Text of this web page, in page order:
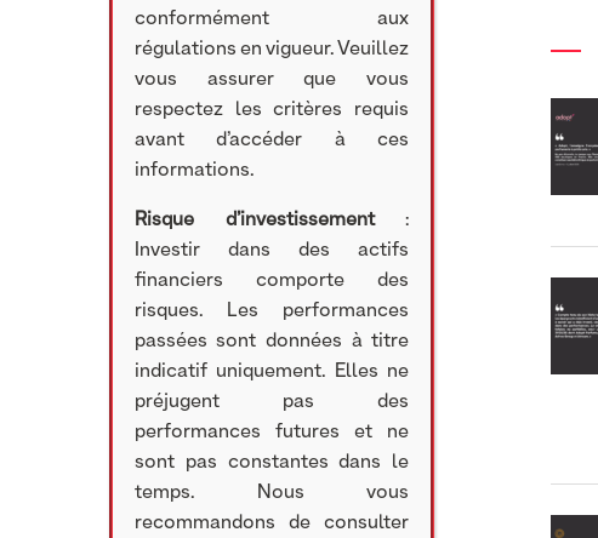
conformément aux
régulations en vigueur. Veuillez
vous assurer que vous
respectez les critères requis
avant d’accéder à ces
informations.
Risque d’investissement:
Investir dans des actifs
financiers comporte des
risques. Les performances
passées sont données à titre
indicatif uniquement. Elles ne
préjugent pas des
performances futures et ne
sont pas constantes dans le
temps. Nous vous
recommandons de consulter